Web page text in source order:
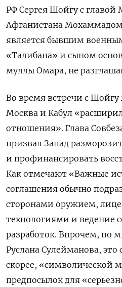
РФ Сергея Шойгу с
Афганистана
является бывшим
«Талибана» и сыном
муллы Омара, не
Во время встречи с Шойгу
Москва и Кабул
отношения». Глава
призвал Запад
и профинансировать
Как отмечают «Важные
соглашения обычно
сторонами оружием,
технологиями и ведение
разработок. Впрочем, по
Руслана Сулейманова, это
скорее, «символической
предпосылок для